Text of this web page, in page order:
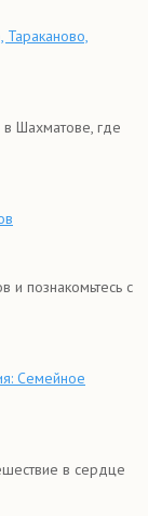
в Шахматове, где
и познакомьтесь с
Семейное
в сердце